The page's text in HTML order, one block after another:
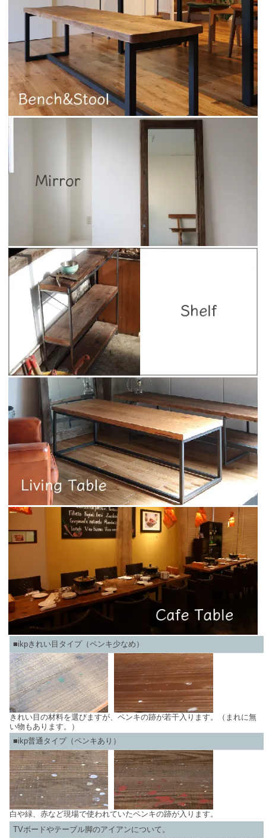
■ikpきれい目タイプ（ペンキ少なめ）
きれい目の材料を選びますが、ペンキの跡が若干入ります。（まれに無
い物もあります。）
■ikp普通タイプ（ペンキあり）
白や緑、赤など現場で使われていたペンキの跡が入ります。
TVボードやテーブル脚のアイアンについて。